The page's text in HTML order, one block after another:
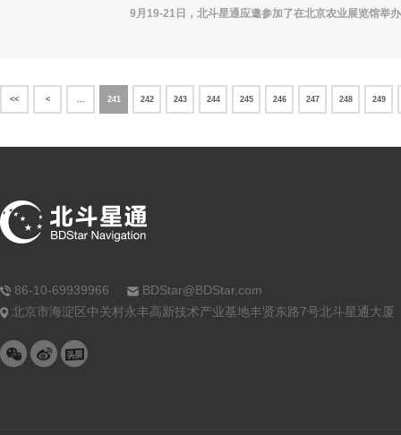
9月19-21日，北斗星通应邀参加了在北京农业展览馆举
<< < ... 241 242 243 244 245 246 247 248 249
86-10-69939966
BDStar@BDStar.com
北京市海淀区中关村永丰高新技术产业基地丰贤东路7号北斗星通大厦